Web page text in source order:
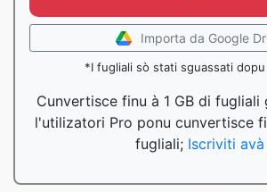
Importa da Google
*I fugliali sò stati sguassati
Cunvertisce finu à 1 GB di fugliali
l'utilizatori Pro ponu cunvertisce
fugliali; Iscriviti avà